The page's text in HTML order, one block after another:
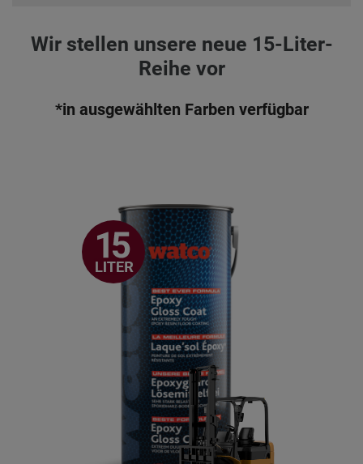
Wir stellen unsere neue 15-Liter-
Reihe vor
*in ausgewählten Farben verfügbar